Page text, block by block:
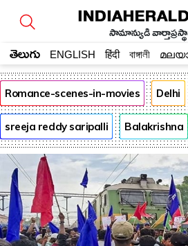
సామాన్యుడి
తెలుగు ENGLISH हिंदी বাঙ্গালী
Romance-scenes-in-movies Delhi
sreeja reddy saripalli Balakrishna